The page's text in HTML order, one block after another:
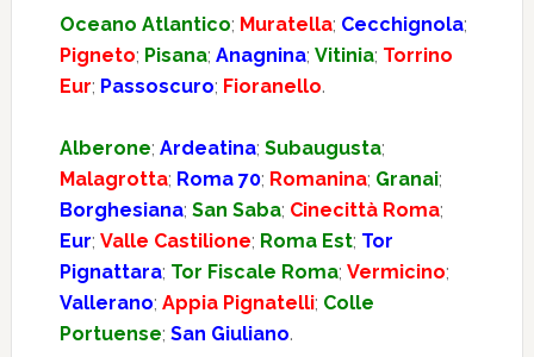
Oceano Atlantico; Muratella; Cecchignola;
Pigneto; Pisana; Anagnina; Vitinia; Torrino
Eur; Passoscuro; Fioranello.
Alberone; Ardeatina; Subaugusta;
Malagrotta; Roma 70; Romanina; Granai;
Borghesiana; San Saba; Cinecittà Roma;
Eur; Valle Castilione; Roma Est; Tor
Pignattara; Tor Fiscale Roma; Vermicino;
Vallerano; Appia Pignatelli; Colle
Portuense; San Giuliano.